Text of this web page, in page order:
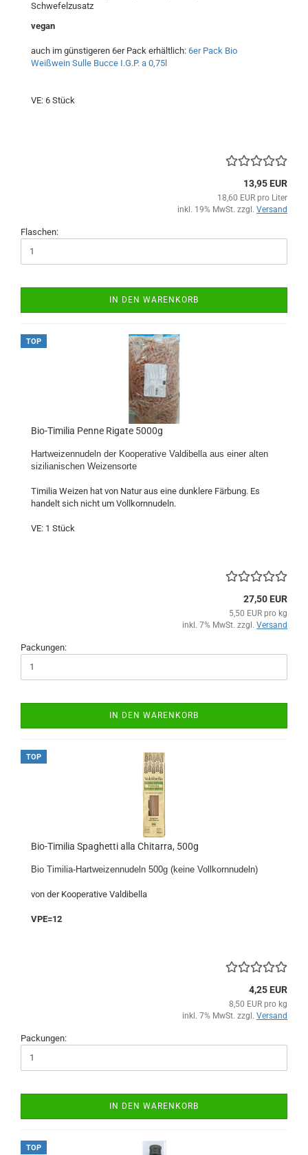
Schwefelzusatz
vegan
auch im günstigeren 6er Pack erhältlich: 6er Pack Bio
Weißwein Sulle Bucce I.G.P. a 0,75l
VE: 6 Stück
13,95 EUR
18,60 EUR pro Liter
inkl. 19% MwSt. zzgl. Versand
Flaschen:
IN DEN WARENKORB
TOP
Bio-Timilia Penne Rigate 5000g
Hartweizennudeln der Kooperative Valdibella aus einer alten
sizilianischen Weizensorte
Timilia Weizen hat von Natur aus eine dunklere Färbung. Es
handelt sich nicht um Vollkornnudeln.
VE: 1 Stück
27,50 EUR
5,50 EUR pro kg
inkl. 7% MwSt. zzgl. Versand
Packungen:
IN DEN WARENKORB
TOP
Bio-Timilia Spaghetti alla Chitarra, 500g
Bio Timilia-Hartweizennudeln 500g (keine Vollkornnudeln)
von der Kooperative Valdibella
VPE=12
4,25 EUR
8,50 EUR pro kg
inkl. 7% MwSt. zzgl. Versand
Packungen:
IN DEN WARENKORB
TOP